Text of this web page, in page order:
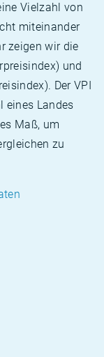
Vielzahl von
miteinander
zeigen wir die
und
Der VPI
eines Landes
Maß, um
zu